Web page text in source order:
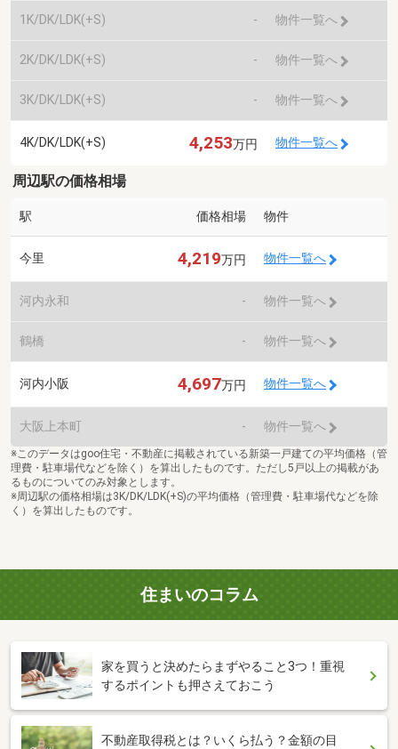
1K/DK/LDK(+S) - 物件一覧へ
2K/DK/LDK(+S) - 物件一覧へ
3K/DK/LDK(+S) - 物件一覧へ
4K/DK/LDK(+S) 4,253万円 物件一覧へ
周辺駅の価格相場
駅 価格相場 物件
今里 4,219万円 物件一覧へ
河内永和 - 物件一覧へ
鶴橋 - 物件一覧へ
河内小阪 4,697万円 物件一覧へ
大阪上本町 - 物件一覧へ
※このデータはgoo住宅・不動産に掲載されている新築一戸建ての平均価格（管
理費・駐車場代などを除く）を算出したものです。ただし5戸以上の掲載があ
るものについてのみ対象とします。
※周辺駅の価格相場は3K/DK/LDK(+S)の平均価格（管理費・駐車場代などを除
く）を算出したものです。
住まいのコラム
家を買うと決めたらまずやること3つ！重視
するポイントも押さえておこう
不動産取得税とは？いくら払う？金額の目